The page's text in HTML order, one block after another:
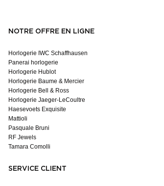
NOTRE OFFRE EN LIGNE
Horlogerie IWC Schaffhausen
Panerai horlogerie
Horlogerie Hublot
Horlogerie Baume & Mercier
Horlogerie Bell & Ross
Horlogerie Jaeger-LeCoultre
Haesevoets Exquisite
Mattioli
Pasquale Bruni
RF Jewels
Tamara Comolli
SERVICE CLIENT